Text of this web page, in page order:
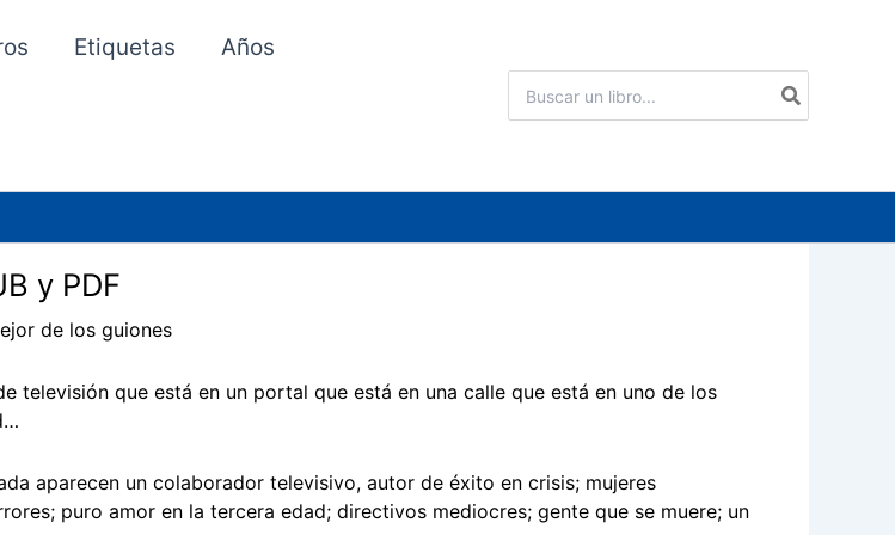
Etiquetas Años
por:
y PDF
de los guiones
televisión que está en un portal que está en una calle que está en uno de los
aparecen un colaborador televisivo, autor de éxito en crisis; mujeres
puro amor en la tercera edad; directivos mediocres; gente que se muere; un